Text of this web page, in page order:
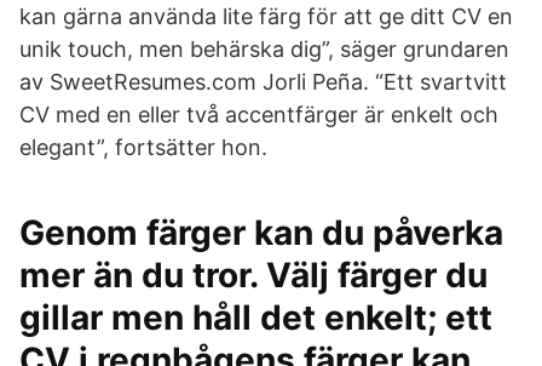
kan gärna använda lite färg för att ge ditt CV en
unik touch, men behärska dig”, säger grundaren
av SweetResumes.com Jorli Peña. “Ett svartvitt
CV med en eller två accentfärger är enkelt och
elegant”, fortsätter hon.
Genom färger kan du påverka
mer än du tror. Välj färger du
gillar men håll det enkelt; ett